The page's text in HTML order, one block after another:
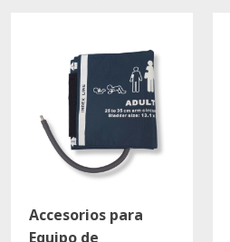
Accesorios para
Equipo de